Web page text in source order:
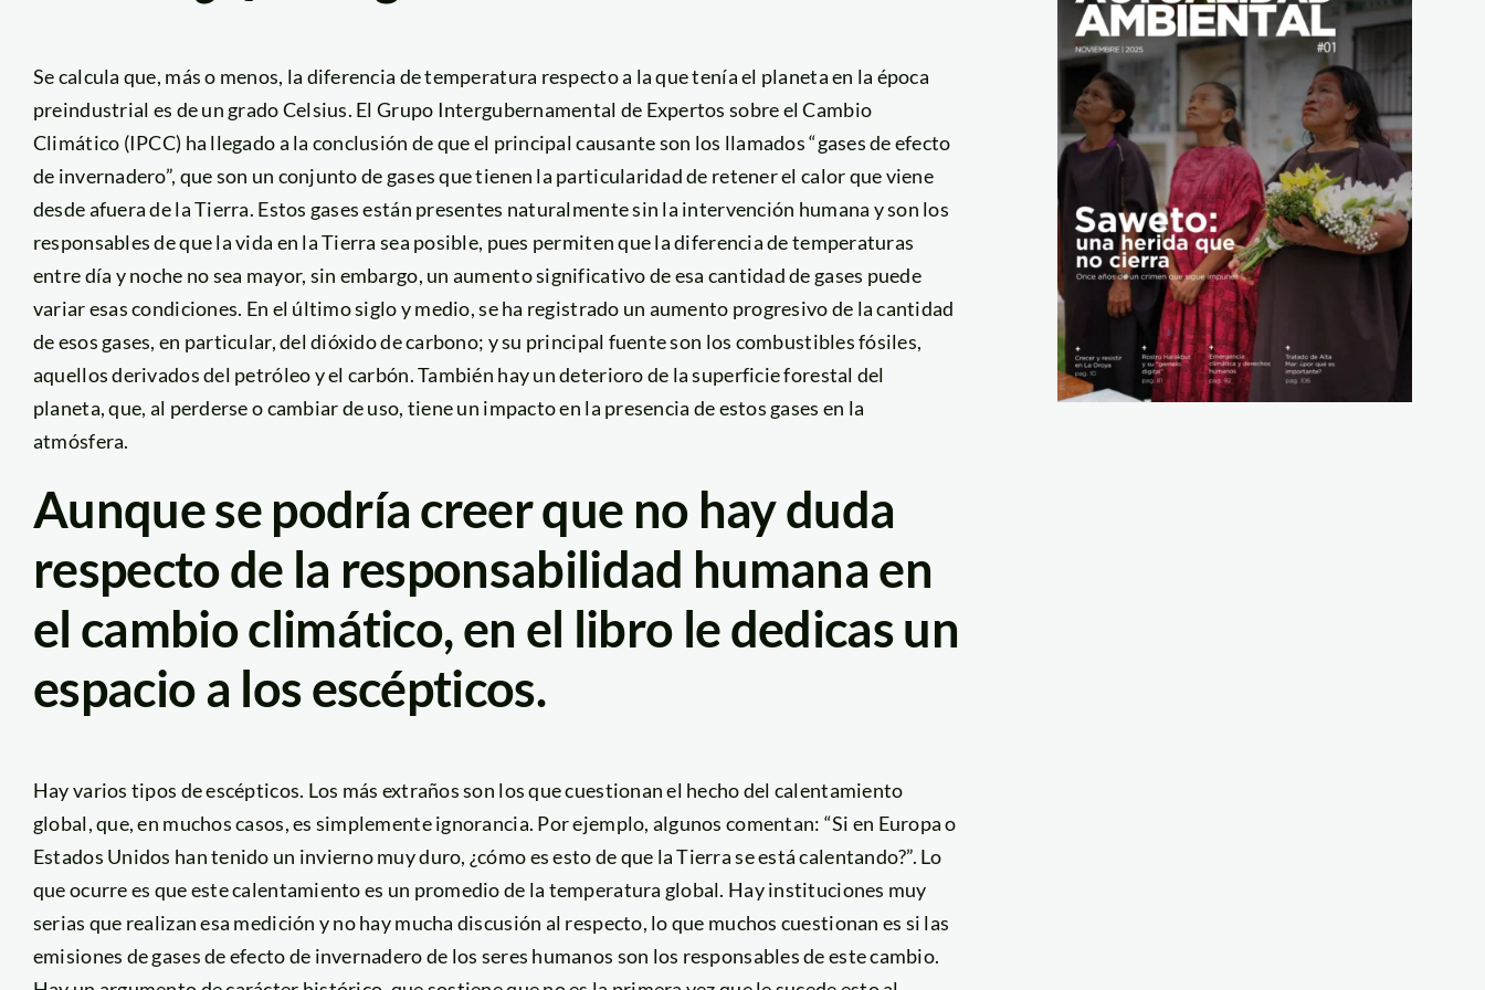
Se calcula que, más o menos, la diferencia de temperatura respecto a la que tenía el planeta en la época
preindustrial es de un grado Celsius. El Grupo Intergubernamental de Expertos sobre el Cambio
Climático (IPCC) ha llegado a la conclusión de que el principal causante son los llamados “gases de efecto
de invernadero”, que son un conjunto de gases que tienen la particularidad de retener el calor que viene
desde afuera de la Tierra. Estos gases están presentes naturalmente sin la intervención humana y son los
responsables de que la vida en la Tierra sea posible, pues permiten que la diferencia de temperaturas
entre día y noche no sea mayor, sin embargo, un aumento significativo de esa cantidad de gases puede
variar esas condiciones. En el último siglo y medio, se ha registrado un aumento progresivo de la cantidad
de esos gases, en particular, del dióxido de carbono; y su principal fuente son los combustibles fósiles,
aquellos derivados del petróleo y el carbón. También hay un deterioro de la superficie forestal del
planeta, que, al perderse o cambiar de uso, tiene un impacto en la presencia de estos gases en la
atmósfera.
Aunque se podría creer que no hay duda
respecto de la responsabilidad humana en
el cambio climático, en el libro le dedicas un
espacio a los escépticos.
Hay varios tipos de escépticos. Los más extraños son los que cuestionan el hecho del calentamiento
global, que, en muchos casos, es simplemente ignorancia. Por ejemplo, algunos comentan: “Si en Europa o
Estados Unidos han tenido un invierno muy duro, ¿cómo es esto de que la Tierra se está calentando?”. Lo
que ocurre es que este calentamiento es un promedio de la temperatura global. Hay instituciones muy
serias que realizan esa medición y no hay mucha discusión al respecto, lo que muchos cuestionan es si las
emisiones de gases de efecto de invernadero de los seres humanos son los responsables de este cambio.